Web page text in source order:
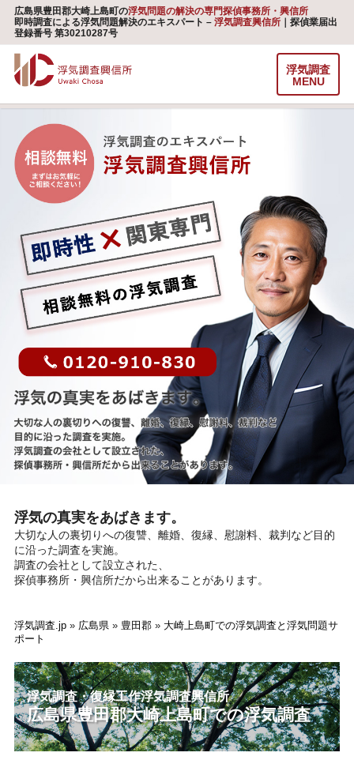
広島県豊田郡大崎上島町の浮気問題の解決の専門探偵事務所・興信所
即時調査による浮気問題解決のエキスパート – 浮気調査興信所 ｜探偵業届出
登録番号 第30210287号
浮気調査
MENU
浮気の真実をあばきます。
大切な人の裏切りへの復讐、離婚、復縁、慰謝料、裁判など目的
に沿った調査を実施。
調査の会社として設立された、
探偵事務所・興信所だから出来ることがあります。
浮気調査.jp » 広島県 » 豊田郡 » 大崎上島町での浮気調査と浮気問題サ
ポート
浮気調査・復縁工作浮気調査興信所
広島県豊田郡大崎上島町での浮気調査